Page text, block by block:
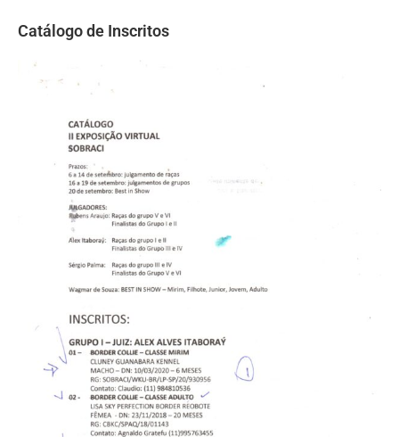
Catálogo de Inscritos